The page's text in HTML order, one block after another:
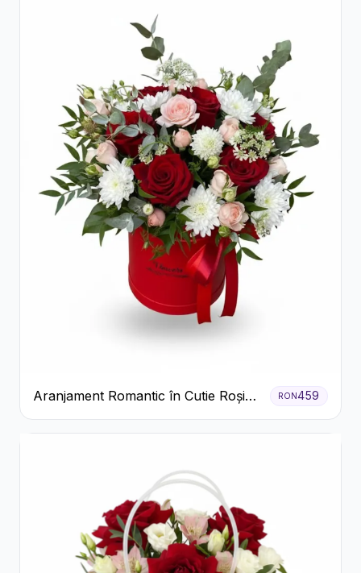
Aranjament Romantic în Cutie Roșie
cu Trandafiri și Crizanteme
RON459